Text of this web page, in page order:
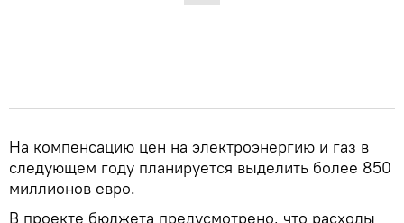
На компенсацию цен на электроэнергию и газ в
следующем году планируется выделить более 850
миллионов евро.
В проекте бюджета предусмотрено, что расходы